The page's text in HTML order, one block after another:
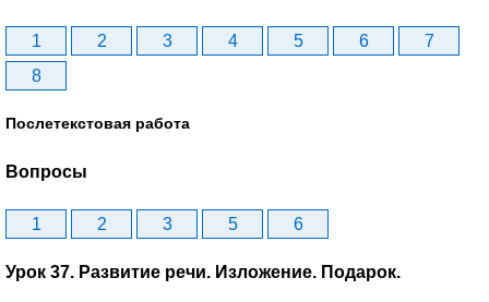
1 2 3 4 5 6
7
8
Послетекстовая работа
Вопросы
1 2 3 5 6
Урок 37. Развитие речи. Изложение. Подарок.